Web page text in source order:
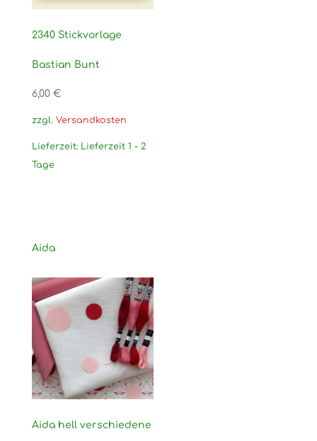
2340 Stickvorlage
Bastian Bunt
6,00 €
zzgl. Versandkosten
Lieferzeit: Lieferzeit 1 - 2
Tage
Aida
Aida hell verschiedene